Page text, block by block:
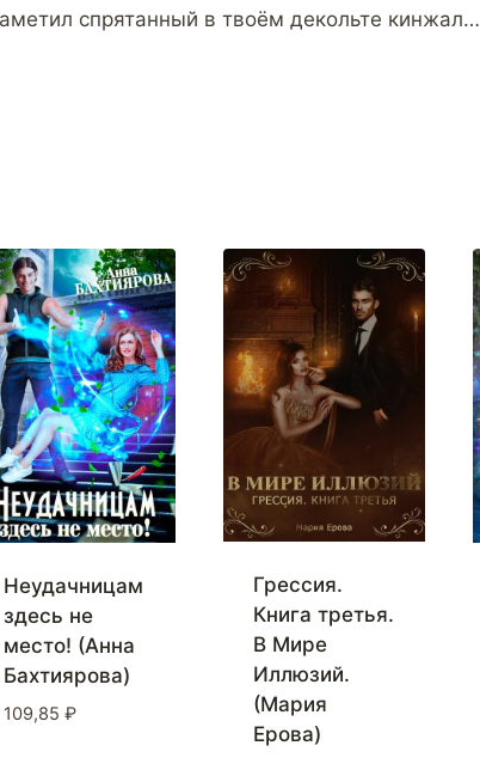
спрятанный в твоём декольте кинжал…
Неудачницам
здесь не
место! (Анна
Бахтиярова)
109,85 ₽
Грессия.
Книга третья.
В Мире
Иллюзий.
(Мария
Ерова)